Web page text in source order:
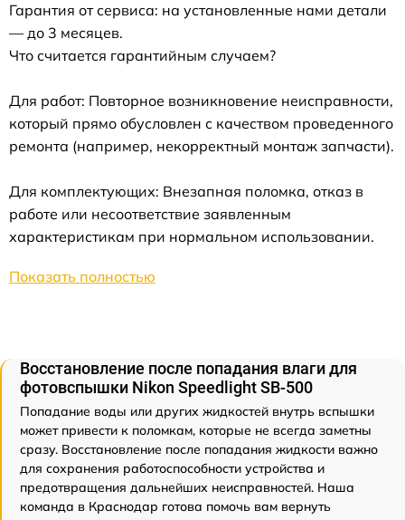
Гарантия от сервиса: на установленные нами детали
— до 3 месяцев.
Что считается гарантийным случаем?
Для работ: Повторное возникновение неисправности,
который прямо обусловлен с качеством проведенного
ремонта (например, некорректный монтаж запчасти).
Для комплектующих: Внезапная поломка, отказ в
работе или несоответствие заявленным
характеристикам при нормальном использовании.
Показать полностью
Восстановление после попадания влаги для
фотовспышки Nikon Speedlight SB-500
Попадание воды или других жидкостей внутрь вспышки
может привести к поломкам, которые не всегда заметны
сразу. Восстановление после попадания жидкости важно
для сохранения работоспособности устройства и
предотвращения дальнейших неисправностей. Наша
команда в Краснодар готова помочь вам вернуть